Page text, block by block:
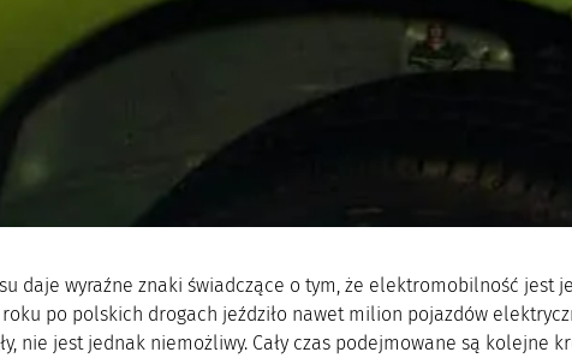
daje wyraźne znaki świadczące o tym, że elektromobilność jest
roku po polskich drogach jeździło nawet milion pojazdów
nie jest jednak niemożliwy. Cały czas podejmowane są kolejne